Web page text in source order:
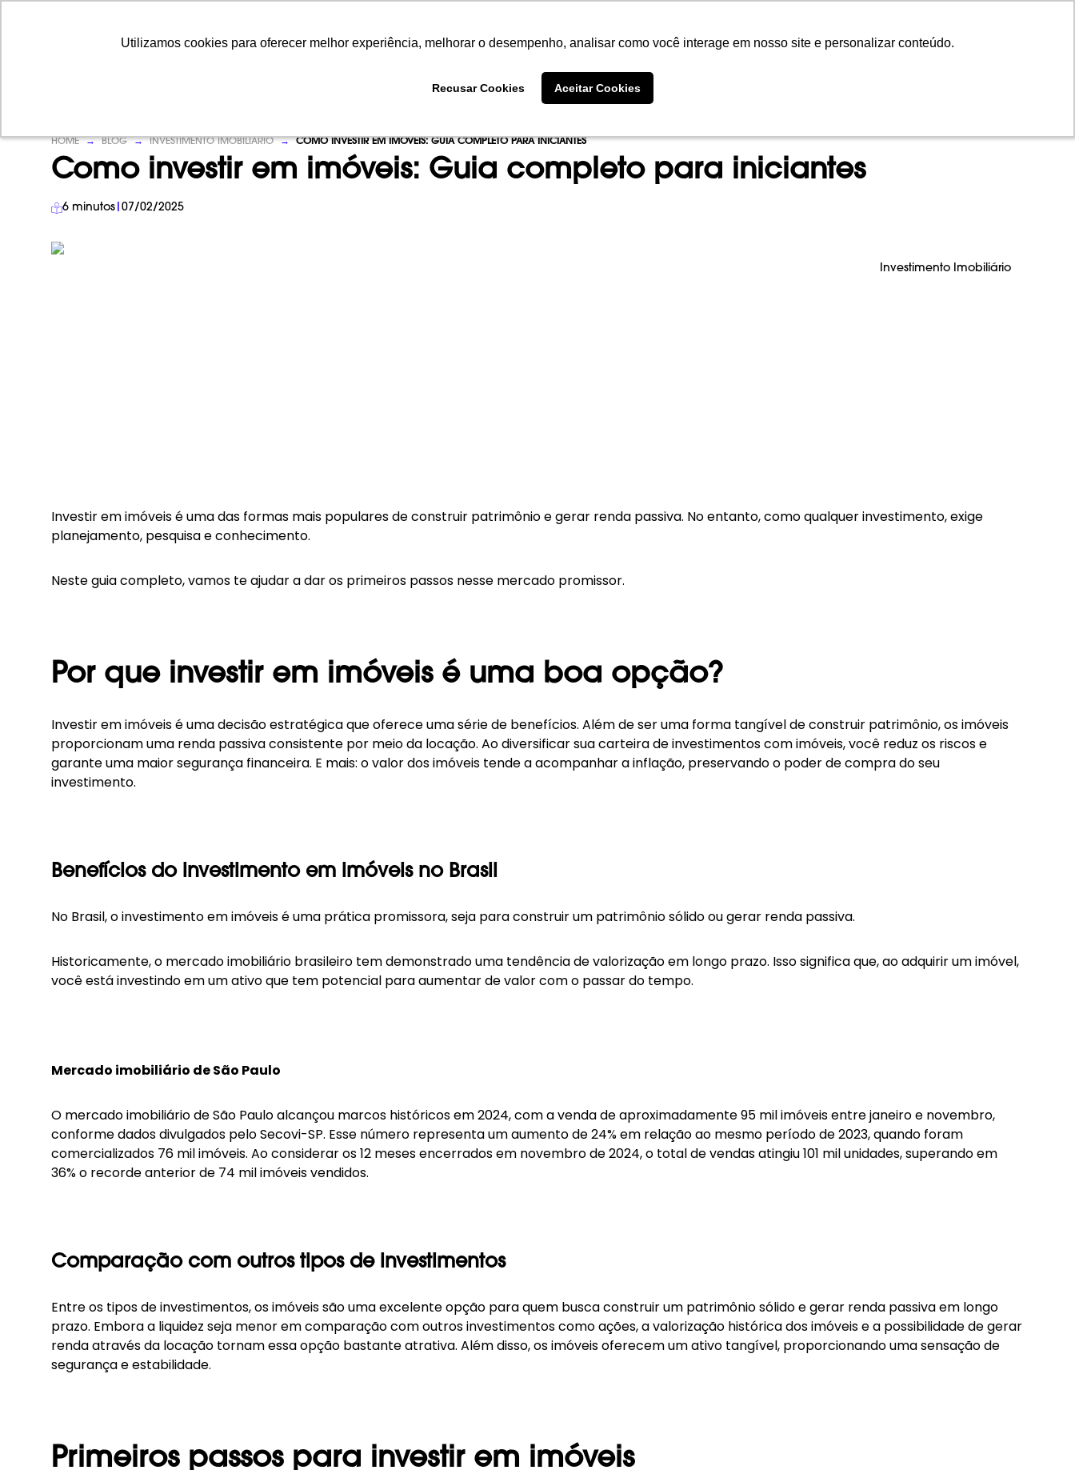
Utilizamos cookies para oferecer melhor experiência, melhorar o desempenho, analisar como você interage em nosso site e personalizar conteúdo.
Recusar Cookies Aceitar Cookies
Utilizamos cookies para oferecer melhor experiência, melhorar o desempenho, analisar como você interage em nosso site e personalizar conteúdo.
Recusar Cookies Aceitar Cookies
SOBRE PORTFÓLIO EMPREENDIMENTOS INVISTA CONTEÚDO EN
HOME → BLOG → INVESTIMENTO IMOBILIÁRIO → COMO INVESTIR EM IMÓVEIS: GUIA COMPLETO PARA INICIANTES
Como investir em imóveis: Guia completo para iniciantes
6 minutos 07/02/2025
Investimento Imobiliário
Investir em imóveis é uma das formas mais populares de construir patrimônio e gerar renda passiva. No entanto, como qualquer investimento, exige
planejamento, pesquisa e conhecimento.
Neste guia completo, vamos te ajudar a dar os primeiros passos nesse mercado promissor.
Por que investir em imóveis é uma boa opção?
Investir em imóveis é uma decisão estratégica que oferece uma série de benefícios. Além de ser uma forma tangível de construir patrimônio, os imóveis
proporcionam uma renda passivaconsistente por meio da locação. Ao diversificar sua carteira de investimentos com imóveis, você reduz os riscos e
garante uma maior segurança financeira. E mais: o valor dos imóveis tende a acompanhar a inflação, preservando o poder de compra do seu
investimento.
Benefícios do investimento em imóveis no Brasil
No Brasil, o investimento em imóveis é uma prática promissora, seja para construir um patrimônio sólido ou gerar renda passiva.
Historicamente, o mercado imobiliário brasileiro tem demonstrado uma tendência de valorização em longo prazo. Isso significa que, ao adquirir um imóvel,
você está investindo em um ativo que tem potencial para aumentar de valor com o passar do tempo.
Mercado imobiliário de São Paulo
O mercado imobiliário de São Paulo alcançou marcos históricos em 2024, com a venda de aproximadamente 95 mil imóveis entre janeiro e novembro,
conforme dados divulgados pelo Secovi-SP. Esse número representa um aumento de 24% em relação ao mesmo período de 2023, quando foram
comercializados 76 mil imóveis. Ao considerar os 12 meses encerrados em novembro de 2024, o total de vendas atingiu 101 mil unidades, superando em
36% o recorde anterior de 74 mil imóveis vendidos.
Comparação com outros tipos de investimentos
Entre os tipos de investimentos, os imóveis são uma excelente opção para quem busca construir um patrimônio sólido e gerar renda passiva em longo
prazo. Embora a liquidez seja menor em comparação com outros investimentos como ações, a valorização histórica dos imóveis e a possibilidade de gerar
renda através da locação tornam essa opção bastante atrativa. Além disso, os imóveis oferecem um ativo tangível, proporcionando uma sensação de
segurança e estabilidade.
Primeiros passos para investir em imóveis